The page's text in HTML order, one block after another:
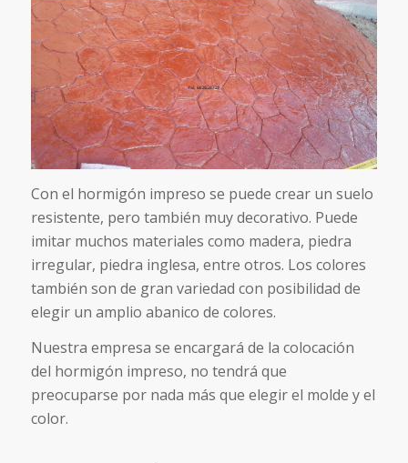
Con el hormigón impreso se puede crear un suelo
resistente, pero también muy decorativo. Puede
imitar muchos materiales como madera, piedra
irregular, piedra inglesa, entre otros. Los colores
también son de gran variedad con posibilidad de
elegir un amplio abanico de colores.
Nuestra empresa se encargará de la colocación
del hormigón impreso, no tendrá que
preocuparse por nada más que elegir el molde y el
color.